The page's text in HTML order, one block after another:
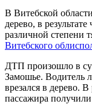
В Витебской
дерево, в
различной степени
Витебского
ДТП произошло в
Замошье. Водитель
врезался в дерево. В
пассажира